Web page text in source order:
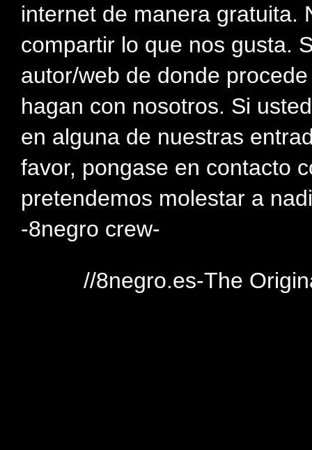
internet de manera gratuita.
compartir lo que nos gusta.
autor/web de donde
hagan con nosotros. Si
en alguna de nuestras
favor, pongase en contacto
pretendemos molestar a
-8negro crew-
//8negro.es-The